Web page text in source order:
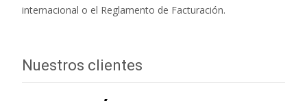
internacional o el Reglamento de Facturación.
Nuestros clientes